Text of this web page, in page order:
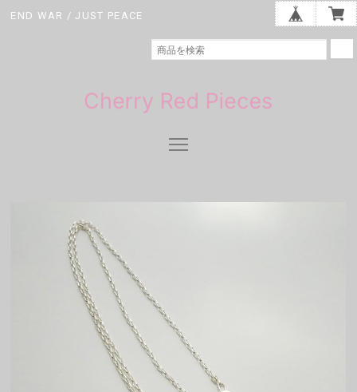
END WAR / JUST PEACE